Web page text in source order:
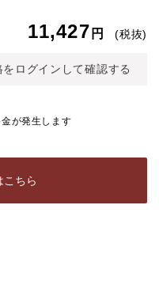
11,427 円 (税抜)
をログインして確認する
が発生します
こちら